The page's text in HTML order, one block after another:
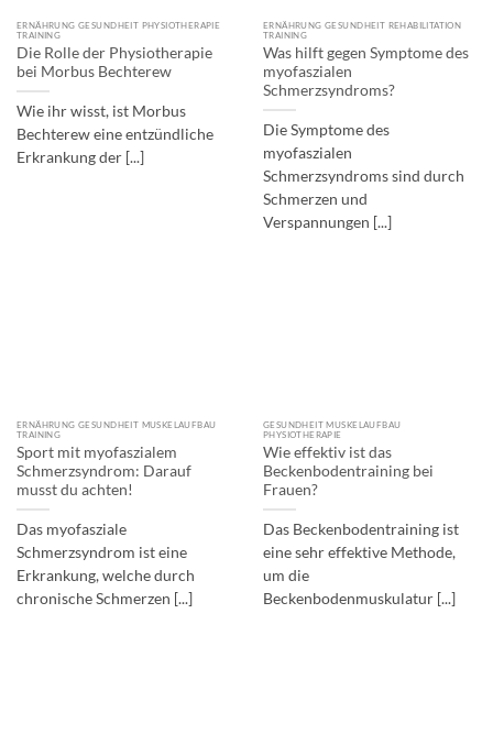
ERNÄHRUNG GESUNDHEIT PHYSIOTHERAPIE
TRAINING
Die Rolle der Physiotherapie
bei Morbus Bechterew
Wie ihr wisst, ist Morbus
Bechterew eine entzündliche
Erkrankung der [...]
ERNÄHRUNG GESUNDHEIT REHABILITATION
TRAINING
Was hilft gegen Symptome des
myofaszialen
Schmerzsyndroms?
Die Symptome des
myofaszialen
Schmerzsyndroms sind durch
Schmerzen und
Verspannungen [...]
ERNÄHRUNG GESUNDHEIT MUSKELAUFBAU
TRAINING
Sport mit myofaszialem
Schmerzsyndrom: Darauf
musst du achten!
Das myofasziale
Schmerzsyndrom ist eine
Erkrankung, welche durch
chronische Schmerzen [...]
GESUNDHEIT MUSKELAUFBAU
PHYSIOTHERAPIE
Wie effektiv ist das
Beckenbodentraining bei
Frauen?
Das Beckenbodentraining ist
eine sehr effektive Methode,
um die
Beckenbodenmuskulatur [...]